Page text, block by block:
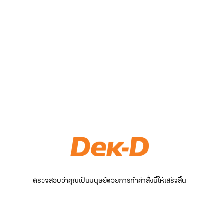
ตรวจสอบว่าคุณเป็นมนุษย์ด้วยการทำคำสั่งนี้ให้เสร็จสิ้น